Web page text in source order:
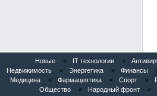
Новые « IT технологии «
Недвижимость
« Энергетика « Финансы
Медицина
« Фармацевтика « Спорт «
Общество
« Народный фронт «